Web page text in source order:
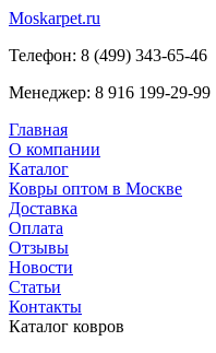
Moskarpet.ru
Телефон: 8 (499) 343-65-46
Менеджер: 8 916 199-29-99
Главная
О компании
Каталог
Ковры оптом в Москве
Доставка
Оплата
Отзывы
Новости
Статьи
Контакты
Каталог ковров